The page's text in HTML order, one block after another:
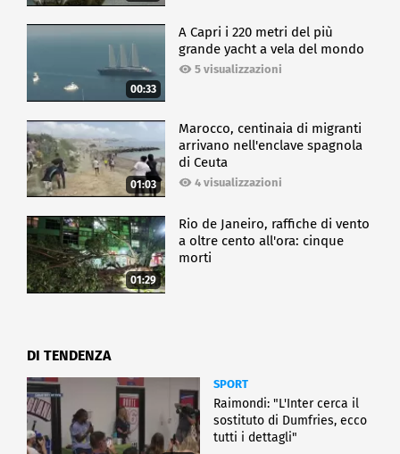
00:33
A Capri i 220 metri del più
grande yacht a vela del mondo
5 visualizzazioni
01:03
Marocco, centinaia di migranti
arrivano nell'enclave spagnola
di Ceuta
4 visualizzazioni
01:29
Rio de Janeiro, raffiche di vento
a oltre cento all'ora: cinque
morti
DI TENDENZA
SPORT
Raimondi: "L'Inter cerca il
sostituto di Dumfries, ecco
tutti i dettagli"